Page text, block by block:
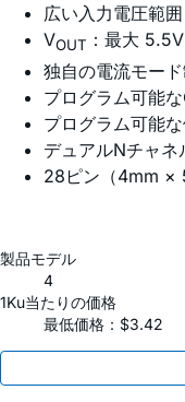
広い入力電圧範
VOUT ：最大 5.5V
独自の電流モー
プログラム可能
プログラム可能
デュアルNチャネ
28ピン（4mm ×
製品モデル
4
1Ku当たりの価格
最低価格：$3.42